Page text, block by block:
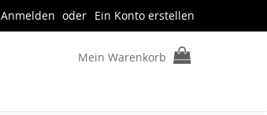
Anmelden Ein Konto erstellen
Mein Warenkorb